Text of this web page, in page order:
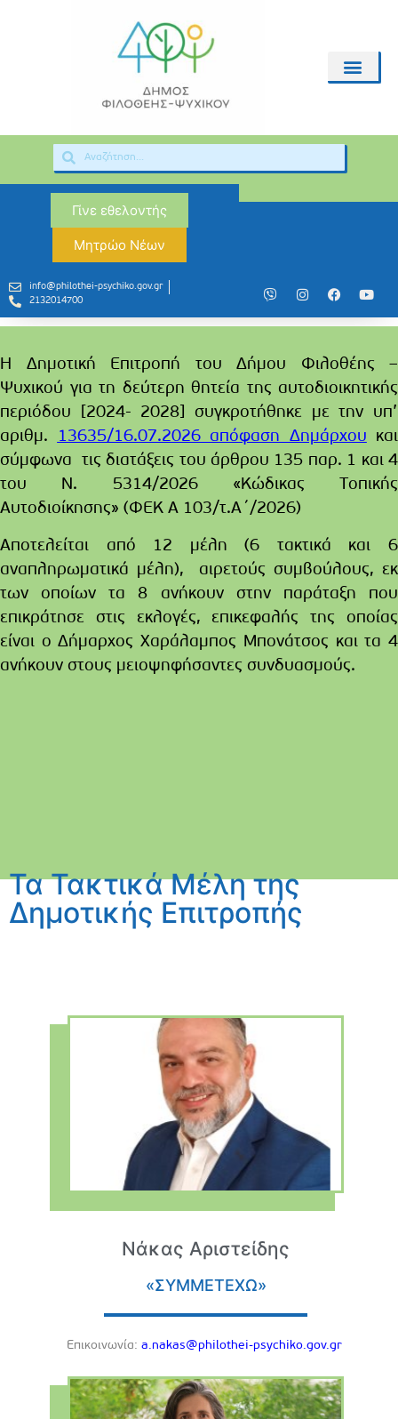
Γίνε εθελοντής
Μητρώο Νέων
info@philothei-psychiko.gov.gr
2132014700
Η Δημοτική Επιτροπή του Δήμου Φιλοθέης –
Ψυχικού για τη δεύτερη θητεία της αυτοδιοικητικής
περιόδου [2024- 2028] συγκροτήθηκε με την υπ’
αριθμ.
13635/16.07.2026 απόφαση Δημάρχου και
σύμφωνα τις διατάξεις του άρθρου 135 παρ. 1 και 4
του Ν. 5314/2026 «Κώδικας Τοπικής
Αυτοδιοίκησης» (ΦΕΚ Α 103/τ.Α΄/2026)
Αποτελείται από 12 μέλη (6 τακτικά και 6
αναπληρωματικά μέλη), αιρετούςσυμβούλους, εκ
των οποίων τα 8 ανήκουν στην παράταξη που
επικράτησε στις εκλογές, επικεφαλής της οποίας
είναι ο Δήμαρχος Χαράλαμπος Μπονάτσος και τα 4
ανήκουν στους μειοψηφήσαντες συνδυασμούς.
Τα Τακτικά Μέλη της
Δημοτικής Επιτροπής
Νάκας Αριστείδης
«ΣΥΜΜΕΤΕΧΩ»
Eπικοινωνία: a.nakas@philothei-psychiko.gov.gr